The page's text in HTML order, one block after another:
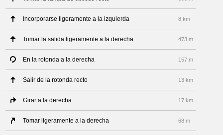
Incorporarse ligeramente a la izquierda 8 km
Tomar la salida ligeramente a la derecha 473 m
En la rotonda a la derecha 157 m
Salir de la rotonda recto 13 km
Girar a la derecha 17 km
Tomar ligeramente a la derecha 68 m